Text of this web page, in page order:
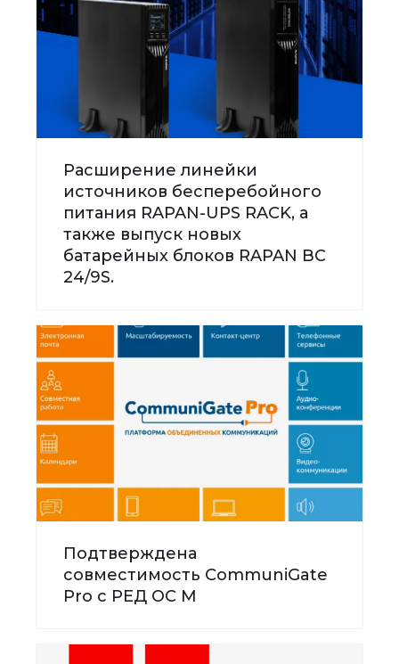
Расширение линейки
источников бесперебойного
питания RAPAN-UPS RACK, а
также выпуск новых
батарейных блоков RAPAN BC
24/9S.
Подтверждена
совместимость CommuniGate
Pro с РЕД ОС М